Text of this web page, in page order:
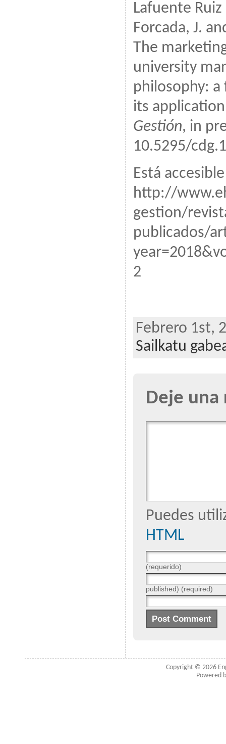
Lafuente
Forcada, J.
The
university
philosophy:
its
Gestión, in
10.5295/
Está
http://
gestion/
publicados/
2
Febrero 1st,
Sailkatu
Deje una
Puedes
HTML
(requerido)
published) (required)
Copyright © 2026
Powered